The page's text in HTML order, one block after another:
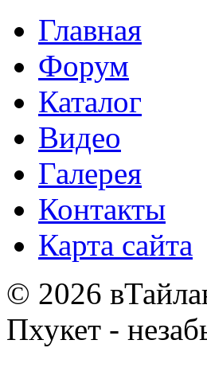
Главная
Форум
Каталог
Видео
Галерея
Контакты
Карта сайта
© 2026
Пхукет -